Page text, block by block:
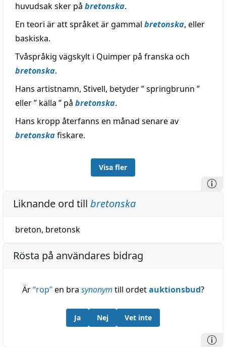
huvudsak sker på bretonska.
En teori är att språket är gammal bretonska, eller
baskiska.
Tvåspråkig vägskylt i Quimper på franska och
bretonska.
Hans artistnamn, Stivell, betyder ” springbrunn ”
eller ” källa ” på bretonska.
Hans kropp återfanns en månad senare av
bretonskafiskare.
Visa fler
Liknande ord till bretonska
breton, bretonsk
Rösta på användares bidrag
Är“rop”en bra synonym till ordetauktionsbud?
Ja Nej Vet inte